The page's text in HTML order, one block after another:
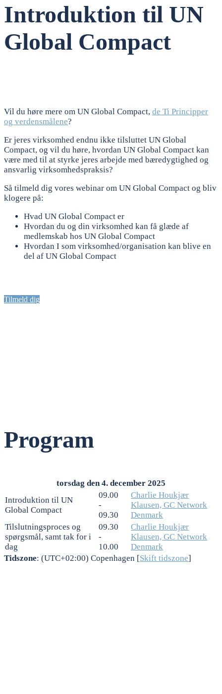
Introduktion til UN
Global Compact
Vil du høre mere om UN Global Compact, de Ti Principper
og verdensmålene?
Er jeres virksomhed endnu ikke tilsluttet UN Global
Compact, og vil du høre, hvordan UN Global Compact kan
være med til at styrke jeres arbejde med bæredygtighed og
ansvarlig virksomhedspraksis?
Så tilmeld dig vores webinar om UN Global Compact og bliv
klogere på:
Hvad UN Global Compact er
Hvordan du og din virksomhed kan få glæde af
medlemskab hos UN Global Compact
Hvordan I som virksomhed/organisation kan blive en
del af UN Global Compact
Tilmeld dig
Program
torsdag den 4. december 2025
Introduktion til UN
Global Compact
09.00
-
09.30
Charlie Houkjær
Klausen, GC Network
Denmark
Tilslutningsproces og
spørgsmål, samt tak for i
dag
09.30
-
10.00
Charlie Houkjær
Klausen, GC Network
Denmark
Tidszone: (UTC+02:00) Copenhagen [Skift tidszone]